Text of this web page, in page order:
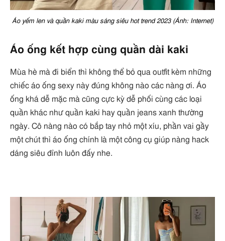
Áo yếm len và quần kaki màu sáng siêu hot trend 2023 (Ảnh: Internet)
Áo ống kết hợp cùng quần dài kaki
Mùa hè mà đi biển thì không thể bỏ qua outfit kèm những
chiếc áo ống sexy này đúng không nào các nàng ơi. Áo
ống khá dễ mặc mà cũng cực kỳ dễ phối cùng các loại
quần khác như quần kaki hay quần jeans xanh thường
ngày. Cô nàng nào có bắp tay nhỏ một xíu, phần vai gầy
một chút thì áo ống chính là một công cụ giúp nàng hack
dáng siêu đỉnh luôn đấy nhe.